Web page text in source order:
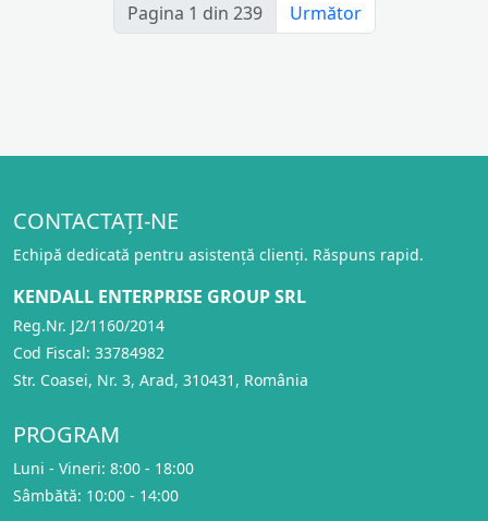
Pagina 1 din 239 Următor
CONTACTAȚI-NE
Echipă dedicată pentru asistență clienți. Răspuns rapid.
KENDALL ENTERPRISE GROUP SRL
Reg.Nr. J2/1160/2014
Cod Fiscal: 33784982
Str. Coasei, Nr. 3, Arad, 310431, România
PROGRAM
Luni - Vineri: 8:00 - 18:00
Sâmbătă: 10:00 - 14:00